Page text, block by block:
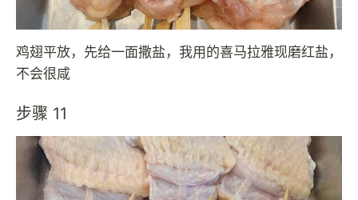
鸡翅平放，先给一面撒盐，我用的喜马拉雅现磨红盐，
不会很咸
步骤 11